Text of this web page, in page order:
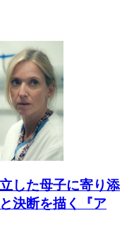
した母子に寄り添
決断を描く『ア